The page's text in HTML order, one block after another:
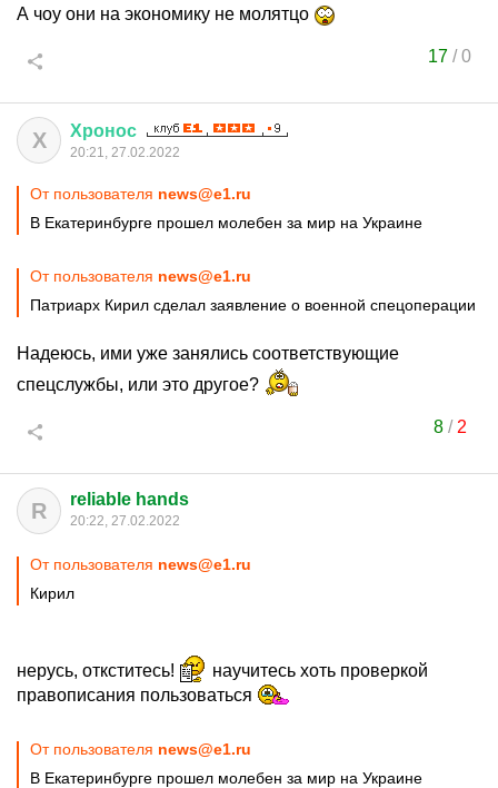
А чоу они на экономику не молятцо
17 /0
Х Хронос
20:21, 27.02.2022
От пользователя news@e1.ru
В Екатеринбурге прошел молебен за мир на Украине
От пользователя news@e1.ru
Патриарх Кирил сделал заявление о военной спецоперации
Надеюсь, ими уже занялись соответствующие
спецслужбы, или это другое?
8/ 2
R reliable hands
20:22, 27.02.2022
От пользователя news@e1.ru
Кирил
нерусь, откститесь!
научитесь хоть проверкой
правописания пользоваться
От пользователя news@e1.ru
В Екатеринбурге прошел молебен за мир на Украине